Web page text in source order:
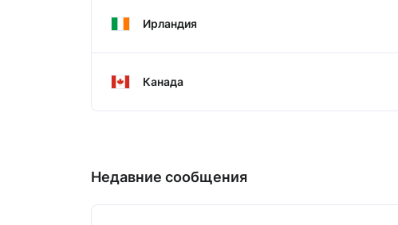
Ирландия
Канада
Недавние сообщения